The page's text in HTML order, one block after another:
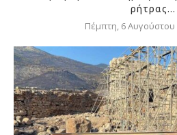
ρήτρας...
Πέμπτη, 6 Αυγούστου